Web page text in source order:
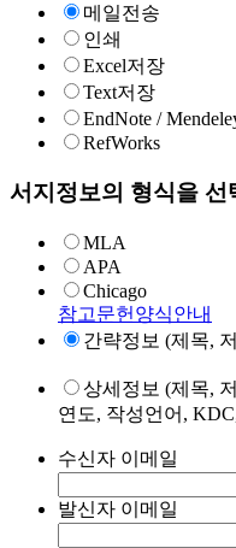
메일전송
인쇄
Excel저장
Text저장
EndNote /
RefWorks
서지정보의 형식을 선
MLA
APA
Chicago
참고문헌양식안내
간략정보 (제목,
상세정보 (제목,
연도, 작성언어,
수신자 이메일
발신자 이메일